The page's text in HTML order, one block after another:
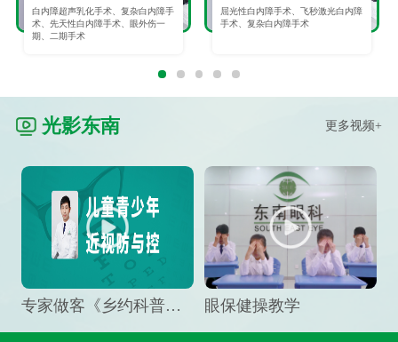
白内障超声乳化手术、复杂白内障手
术、先天性白内障手术、眼外伤一
期、二期手术
屈光性白内障手术、飞秒激光白内障
手术、复杂白内障手术
光影东南 更多视频+
专家做客《乡约科普》栏目，预防孩子近视竟然这么“简单” 眼保健操教学